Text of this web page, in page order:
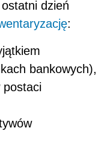
dzień
:
bankowych),
postaci